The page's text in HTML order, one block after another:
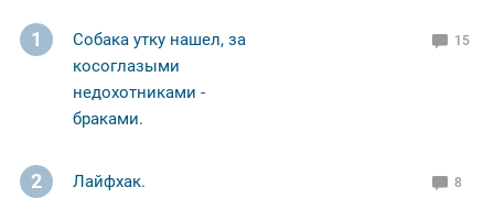
1
Собака утку нашел, за
косоглазыми
недохотниками -
браками.
15
2 Лайфхак. 8